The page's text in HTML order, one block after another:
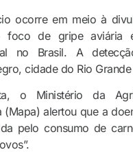
ocorre em meio à
foco de gripe aviária
no Brasil. A
cidade do Rio
o Ministério da
(Mapa) alertou que a
pelo consumo de